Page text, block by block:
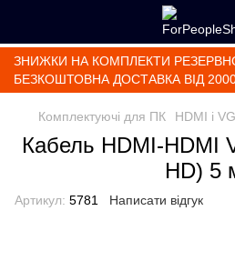
ЗНИЖКИ НА КОМПЛЕКТИ
БЕЗКОШТОВНА ДОСТАВКА ВІД
Комплектуючі для ПК HDMI і
Кабель HDMI-HDMI
HD) 5
Артикул: 5781 Написати відгук